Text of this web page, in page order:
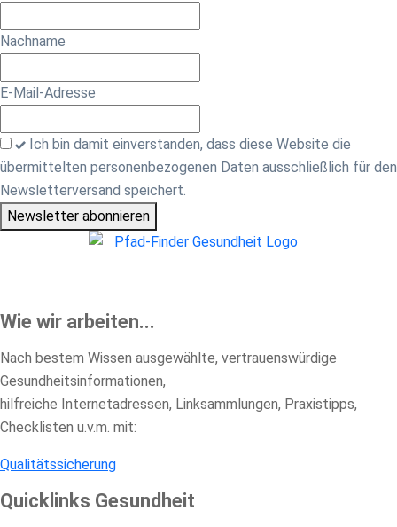
Nachname
E-Mail-Adresse
Ich bin damit einverstanden, dass diese Website die
übermittelten personenbezogenen Daten ausschließlich für den
Newsletterversand speichert.
Newsletter abonnieren
Wie wir arbeiten...
Nach bestem Wissen ausgewählte, vertrauenswürdige
Gesundheitsinformationen,
hilfreiche Internetadressen, Linksammlungen, Praxistipps,
Checklisten u.v.m. mit:
Qualitätssicherung
Quicklinks Gesundheit